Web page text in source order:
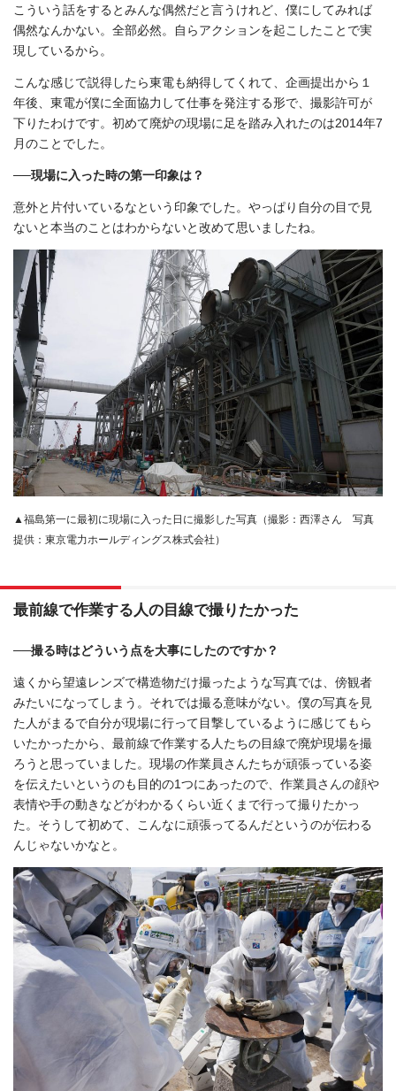
こういう話をするとみんな偶然だと言うけれど、僕にしてみれば
偶然なんかない。全部必然。自らアクションを起こしたことで実
現しているから。
こんな感じで説得したら東電も納得してくれて、企画提出から１
年後、東電が僕に全面協力して仕事を発注する形で、撮影許可が
下りたわけです。初めて廃炉の現場に足を踏み入れたのは2014年7
月のことでした。
──現場に入った時の第一印象は？
意外と片付いているなという印象でした。やっぱり自分の目で見
ないと本当のことはわからないと改めて思いましたね。
▲福島第一に最初に現場に入った日に撮影した写真（撮影：西澤さん 写真
提供：東京電力ホールディングス株式会社）
最前線で作業する人の目線で撮りたかった
──撮る時はどういう点を大事にしたのですか？
遠くから望遠レンズで構造物だけ撮ったような写真では、傍観者
みたいになってしまう。それでは撮る意味がない。僕の写真を見
た人がまるで自分が現場に行って目撃しているように感じてもら
いたかったから、最前線で作業する人たちの目線で廃炉現場を撮
ろうと思っていました。現場の作業員さんたちが頑張っている姿
を伝えたいというのも目的の1つにあったので、作業員さんの顔や
表情や手の動きなどがわかるくらい近くまで行って撮りたかっ
た。そうして初めて、こんなに頑張ってるんだというのが伝わる
んじゃないかなと。